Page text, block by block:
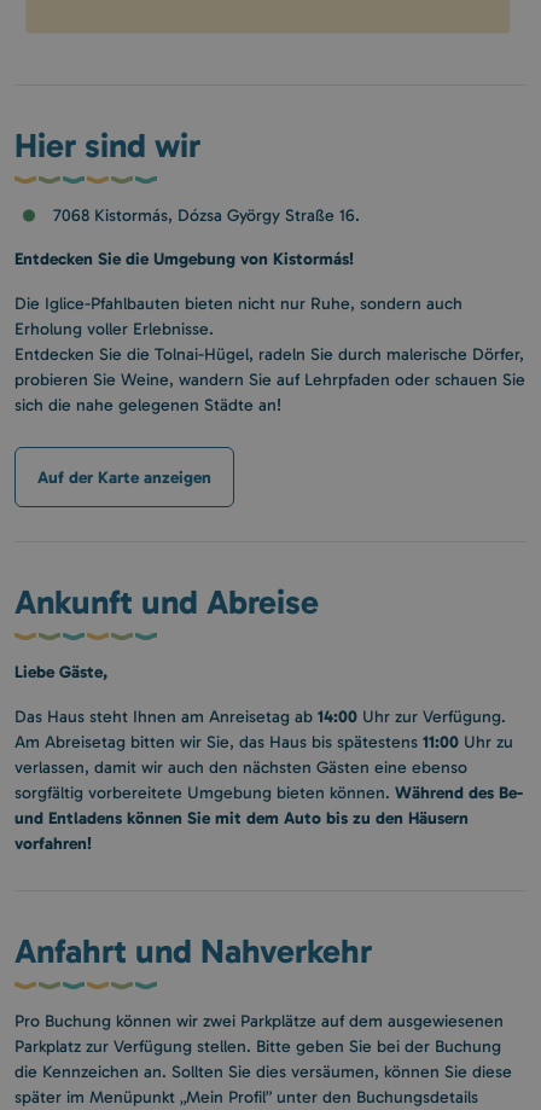
Hier sind wir
7068 Kistormás, Dózsa György Straße 16.
Entdecken Sie die Umgebung von Kistormás!
Die Iglice-Pfahlbauten bieten nicht nur Ruhe, sondern auch
Erholung voller Erlebnisse.
Entdecken Sie die Tolnai-Hügel, radeln Sie durch malerische Dörfer,
probieren Sie Weine, wandern Sie auf Lehrpfaden oder schauen Sie
sich die nahe gelegenen Städte an!
Auf der Karte anzeigen
Ankunft und Abreise
Liebe Gäste,
Das Haus steht Ihnen am Anreisetag ab 14:00 Uhr zur Verfügung.
Am Abreisetag bitten wir Sie, das Haus bis spätestens 11:00 Uhr zu
verlassen, damit wir auch den nächsten Gästen eine ebenso
sorgfältig vorbereitete Umgebung bieten können. Während des Be-
und Entladens können Sie mit dem Auto bis zu den Häusern
vorfahren!
Anfahrt und Nahverkehr
Pro Buchung können wir zwei Parkplätze auf dem ausgewiesenen
Parkplatz zur Verfügung stellen. Bitte geben Sie bei der Buchung
die Kennzeichen an. Sollten Sie dies versäumen, können Sie diese
später im Menüpunkt „Mein Profil” unter den Buchungsdetails